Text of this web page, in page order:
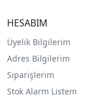
HESABIM
Üyelik Bilgilerim
Adres Bilgilerim
Siparişlerim
Stok Alarm Listem